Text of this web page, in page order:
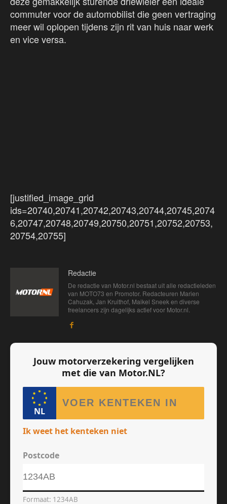
commuter voor de automobilist die geen vertraging
meer wil oplopen tijdens zijn rit van huis naar werk
en vice versa.
[justified_image_grid
ids=20740,20741,20742,20743,20744,20745,2074
6,20747,20748,20749,20750,20751,20752,20753,
20754,20755]
Redactie
De redactie van Motor.nl bestaat uit alle redactieleden
van MOTO73 en Promotor. Redacteuren Marien
Cahuzak, Jan Kruithof, Maikel Sneek en diverse
freelancers zijn dagelijks actief voor Motor.nl.